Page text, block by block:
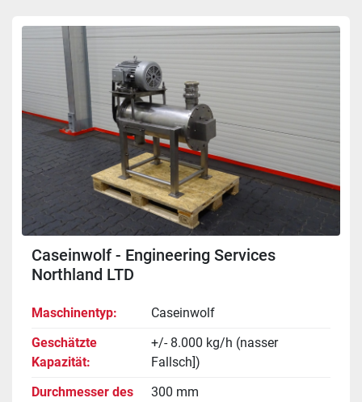
Caseinwolf - Engineering Services
Northland LTD
Maschinentyp
Caseinwolf
Geschätzte
Kapazität
+/- 8.000 kg/h (nasser
Fallsch])
Durchmesser des
300 mm